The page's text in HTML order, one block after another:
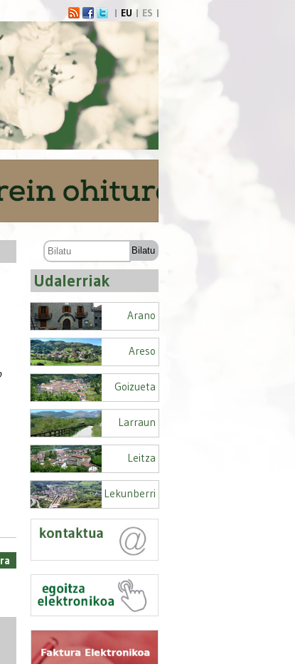
ES
EU
Udalerriak
Arano
Areso
Goizueta
Larraun
Leitza
Lekunberri